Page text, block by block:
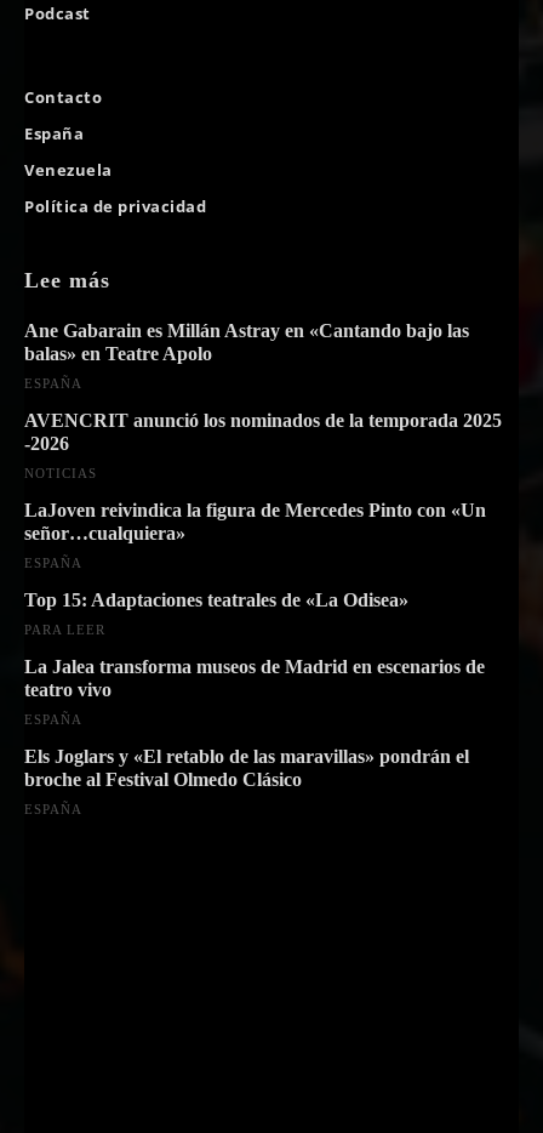
Podcast
Contacto
España
Venezuela
Política de privacidad
Lee más
Ane Gabarain es Millán Astray en «Cantando bajo las
balas» en Teatre Apolo
ESPAÑA
AVENCRIT anunció los nominados de la temporada 2025
-2026
NOTICIAS
LaJoven reivindica la figura de Mercedes Pinto con «Un
señor…cualquiera»
ESPAÑA
Top 15: Adaptaciones teatrales de «La Odisea»
PARA LEER
La Jalea transforma museos de Madrid en escenarios de
teatro vivo
ESPAÑA
Els Joglars y «El retablo de las maravillas» pondrán el
broche al Festival Olmedo Clásico
ESPAÑA